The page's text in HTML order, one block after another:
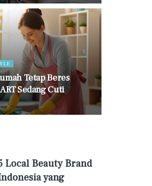
Tetap Beres
Sedang Cuti
Local Beauty Brand
yang